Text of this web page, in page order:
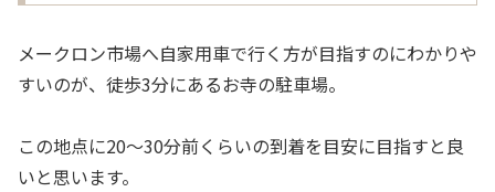
メークロン市場へ自家用車で行く方が目指すのにわかりや
すいのが、徒歩3分にあるお寺の駐車場。
この地点に20〜30分前くらいの到着を目安に目指すと良
いと思います。